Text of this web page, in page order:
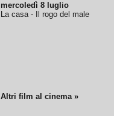
mercoledì 8 luglio
La casa - Il rogo del male
Altri film al cinema »